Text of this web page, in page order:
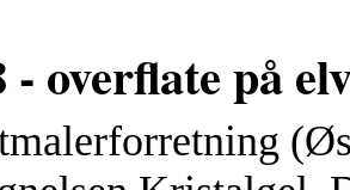
- overflate på